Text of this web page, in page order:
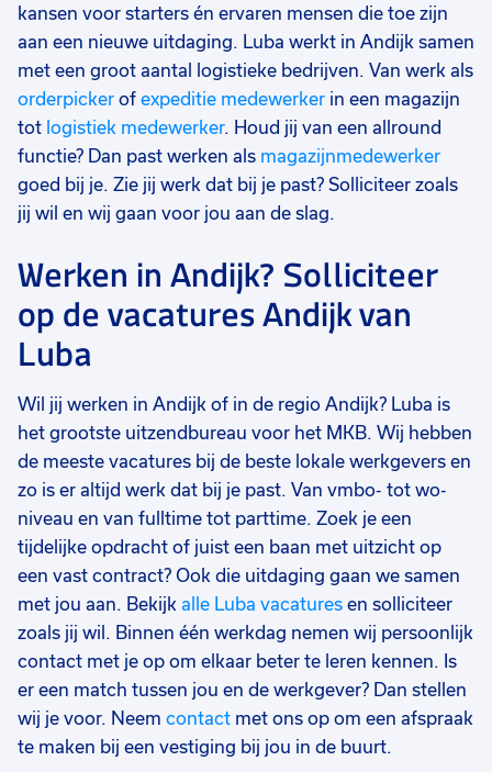
kansen voor starters én ervaren mensen die toe zijn
aan een nieuwe uitdaging. Luba werkt in Andijk samen
met een groot aantal logistieke bedrijven. Van werk als
orderpicker of expeditie medewerker in een magazijn
tot logistiek medewerker. Houd jij van een allround
functie? Dan past werken als magazijnmedewerker
goed bij je. Zie jij werk dat bij je past? Solliciteer zoals
jij wil en wij gaan voor jou aan de slag.
Werken in Andijk? Solliciteer
op de vacatures Andijk van
Luba
Wil jij werken in Andijk of in de regio Andijk? Luba is
het grootste uitzendbureau voor het MKB. Wij hebben
de meeste vacatures bij de beste lokale werkgevers en
zo is er altijd werk dat bij je past. Van vmbo- tot wo-
niveau en van fulltime tot parttime. Zoek je een
tijdelijke opdracht of juist een baan met uitzicht op
een vast contract? Ook die uitdaging gaan we samen
met jou aan. Bekijk alle Luba vacatures en solliciteer
zoals jij wil. Binnen één werkdag nemen wij persoonlijk
contact met je op om elkaar beter te leren kennen. Is
er een match tussen jou en de werkgever? Dan stellen
wij je voor. Neem contact met ons op om een afspraak
te maken bij een vestiging bij jou in de buurt.